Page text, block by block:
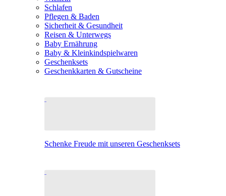
Schlafen
Pflegen & Baden
Sicherheit & Gesundheit
Reisen & Unterwegs
Baby Ernährung
Baby & Kleinkindspielwaren
Geschenksets
Geschenkkarten & Gutscheine
Schenke Freude mit unseren Geschenksets